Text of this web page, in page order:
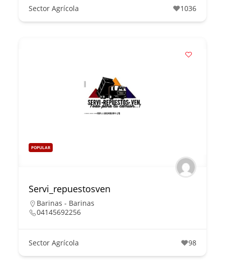
Sector Agrícola 1036
POPULAR
Servi_repuestosven
Barinas - Barinas
04145692256
Sector Agrícola 98